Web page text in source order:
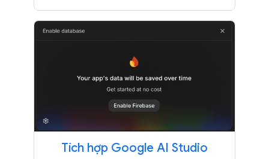
Tích hợp Google AI Studio